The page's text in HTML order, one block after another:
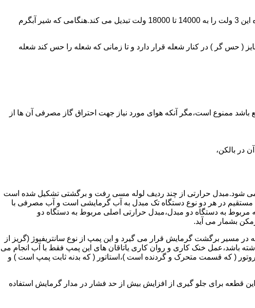
برد کنترل آبگرمکن:نیروی محرکه این برد از یک آدابتور یا دو عدد باتری 1/5 ولت تامین می شود.برای ایجاد جرقه یک تراس افزاینده این 3 ولت را به 14000 تا 18000 ولت تبدیل می کند.هنگامی که شیر آبگرم
( حس گر ) در کنار شعله قرار دارد و تا زمانی که شعله را حس کند شعله
پر مصرف مانند آبگرمکن در واحدهای مسکونی و غیر مسکونی که مسحت آن ها کمتر از 60 متر مربع باشد ممنوع است،مگر آنکه هوای مورد نیاز جهت احتراق گاز مصرفی آن ها از
در بالکن،
شود.مبدل حرارتی از چند ردیف لوله مسی رفت و برگشتی تشکیل شده است
مستقیم در هر دو نوع دستگاه تک مبدل به آب گرمایشی است و آب مصرفی با
مربوط به دستگاه دو مبدل،مبدل حرارتی اصلی مربوط به دستگاه دو
بشمار می آید.
مسیر برگشت گرمایش قرار می گیرد و این پمپ از نوع سانتریفیوژ (گریز از
داشته باشد،عمل خنک کاری و روان کاری یاتاقان های این پمپ فقط با آب انجام می
( که قسمت متحرک و گردنده است )،استاتور ( که بدنه ثابت پمپ است ) و
قطعه برای جلو گیری از افزایش بیش از حد فشار در مدار گرمایش استفاده